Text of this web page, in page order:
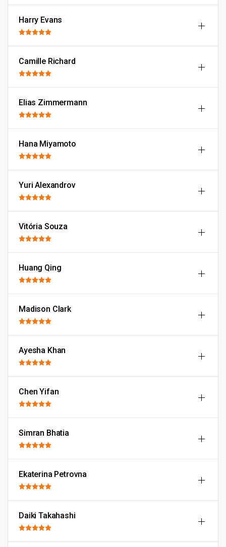
Harry Evans
Camille Richard
Elias Zimmermann
Hana Miyamoto
Yuri Alexandrov
Vitória Souza
Huang Qing
Madison Clark
Ayesha Khan
Chen Yifan
Simran Bhatia
Ekaterina Petrovna
Daiki Takahashi